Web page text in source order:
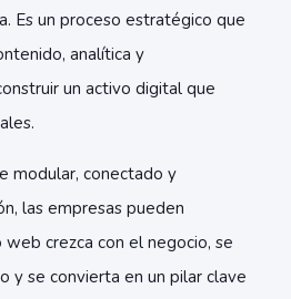
Es un proceso estratégico que
analítica y
un activo digital que
modular, conectado y
las empresas pueden
crezca con el negocio, se
y se convierta en un pilar clave